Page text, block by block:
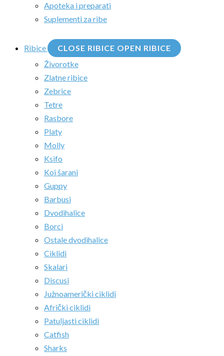
Apoteka i preparati
Suplementi za ribe
Ribice CLOSE RIBICE OPEN RIBICE
Živorotke
Zlatne ribice
Zebrice
Tetre
Rasbore
Platy
Molly
Ksifo
Koi šarani
Guppy
Barbusi
Dvodihalice
Borci
Ostale dvodihalice
Ciklidi
Skalari
Discusi
Južnoamerički ciklidi
Afrički ciklidi
Patuljasti ciklidi
Catfish
Sharks